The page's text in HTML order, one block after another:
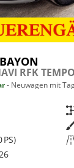
RFK
Neuwagen mit
PS)